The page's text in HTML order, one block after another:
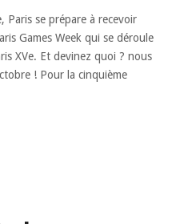
Paris se prépare à recevoir
Games Week qui se déroule
XVe. Et devinez quoi ? nous
! Pour la cinquième